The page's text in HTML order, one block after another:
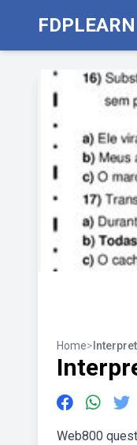
FDPLEARN
Home>
Web800